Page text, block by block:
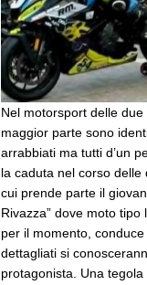
Nel motorsport delle
maggior parte sono
arrabbiati ma tutti d’un
la caduta nel corso
cui prende parte il
Rivazza” dove moto
per il momento,
dettagliati si
protagonista. Una